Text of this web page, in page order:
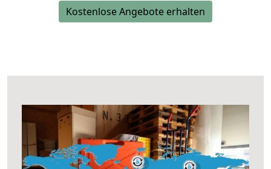
Kostenlose Angebote erhalten